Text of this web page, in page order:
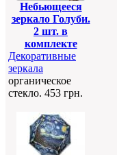
Небьющееся
зеркало Голуби.
2 шт. в
комплекте
Декоративные
зеркала
органическое
стекло. 453 грн.